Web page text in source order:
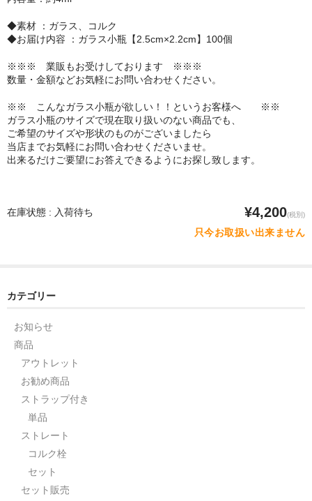
◆素材 ：ガラス、コルク
◆お届け内容 ：ガラス小瓶【2.5cm×2.2cm】100個
※※※ 業販もお受けしております ※※※
数量・金額などお気軽にお問い合わせください。
※※ こんなガラス小瓶が欲しい！！というお客様へ ※※
ガラス小瓶のサイズで現在取り扱いのない商品でも、
ご希望のサイズや形状のものがございましたら
当店までお気軽にお問い合わせくださいませ。
出来るだけご要望にお答えできるようにお探し致します。
在庫状態 : 入荷待ち ¥4,200(税別)
只今お取扱い出来ません
カテゴリー
お知らせ
商品
アウトレット
お勧め商品
ストラップ付き
単品
ストレート
コルク栓
セット
セット販売